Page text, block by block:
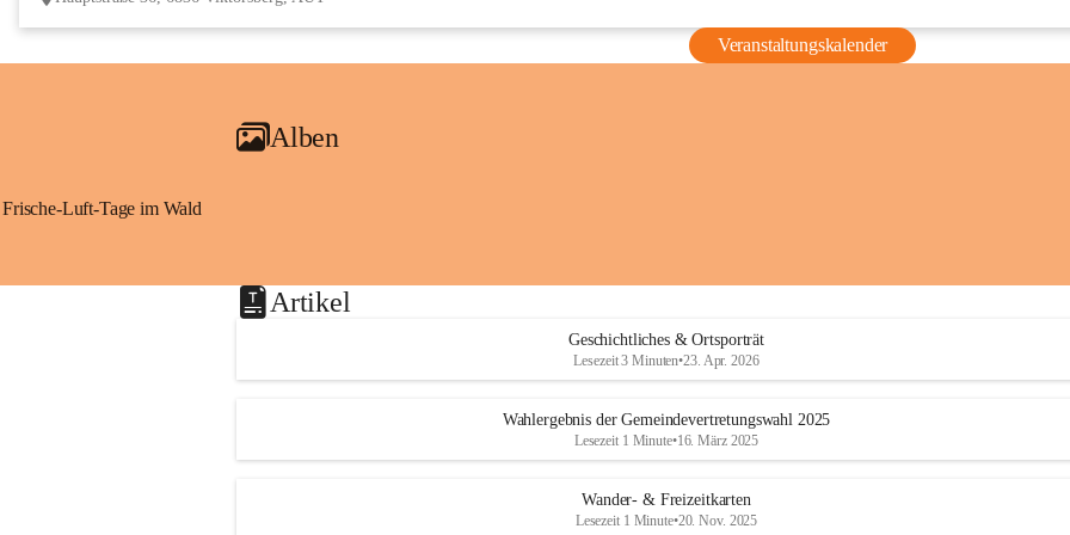
Veranstaltungskalender
Alben
Frische-Luft-Tage im Wald
Artikel
Geschichtliches & Ortsporträt
Lesezeit 3 Minuten•23. Apr. 2026
Wahlergebnis der Gemeindevertretungswahl 2025
Lesezeit 1 Minute•16. März 2025
Wander- & Freizeitkarten
Lesezeit 1 Minute•20. Nov. 2025